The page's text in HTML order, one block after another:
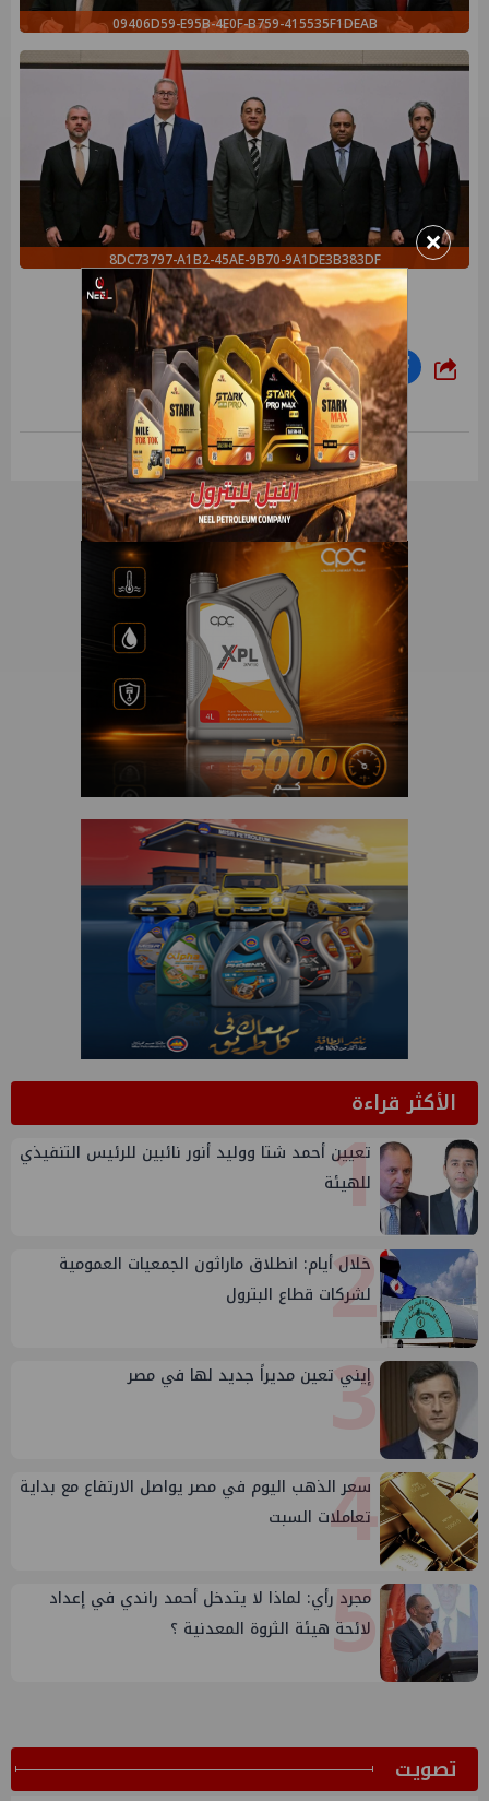
09406D59-E95B-4E0F-B759-415535F1DEAB
8DC73797-A1B2-45AE-9B70-9A1DE3B383DF
شارك
الأكثر قراءة1
تعيين أحمد شتا ووليد أنور نائبين للرئيس التنفيذي
للهيئة
2
خلال أيام: انطلاق ماراثون الجمعيات العمومية
لشركات قطاع البترول
3
إيني تعين مديراً جديد لها في مصر
4
سعر الذهب اليوم في مصر يواصل الارتفاع مع بداية
تعاملات السبت
5
مجرد رأي: لماذا لا يتدخل أحمد راندي في إعداد
لائحة هيئة الثروة المعدنية ؟
ﺗﺼﻮﻳﺖ
×